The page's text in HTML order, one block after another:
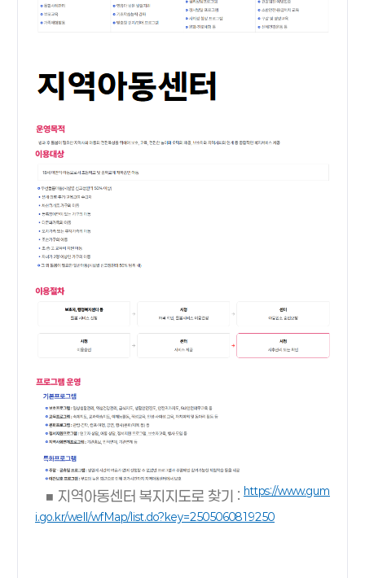
■ 지역아동센터 복지지도로 찾기 : https://www.gum
i.go.kr/well/wfMap/list.do?key=2505060819250